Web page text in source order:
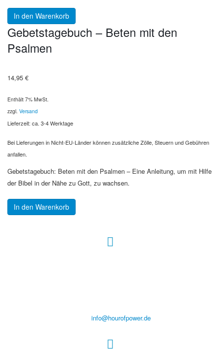
In den Warenkorb
Gebetstagebuch – Beten mit den
Psalmen
14,95 €
Enthält 7% MwSt.
zzgl. Versand
Lieferzeit: ca. 3-4 Werktage
Bei Lieferungen in Nicht-EU-Länder können zusätzliche Zölle, Steuern und Gebühren
anfallen.
Gebetstagebuch: Beten mit den Psalmen – Eine Anleitung, um mit Hilfe
der Bibel in der Nähe zu Gott, zu wachsen.
In den Warenkorb
info@hourofpower.de